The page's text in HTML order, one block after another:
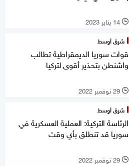
l 14 يناير 2023
شرق أوسط
قوات سوريا الديمقراطية تطالب
واشنطن بتحذير أقوى لتركيا
l 29 نوفمبر 2022
شرق أوسط
الرئاسة التركية: العملية العسكرية في
سوريا قد تنطلق بأي وقت
l 29 نوفمبر 2022